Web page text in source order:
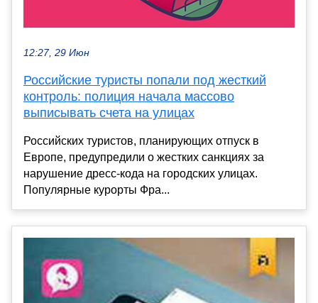
12:27, 29 Июн
Российские туристы попали под жесткий
контроль: полиция начала массово
выписывать счета на улицах
Российских туристов, планирующих отпуск в
Европе, предупредили о жестких санкциях за
нарушение дресс-кода на городских улицах.
Популярные курорты Фра...